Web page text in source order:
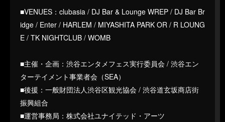
■VENUES：clubasia / DJ Bar & Lounge WREP / DJ Bar Br
idge / Enter / HARLEM / MIYASHITA PARK OR / R LOUNG
E / TK NIGHTCLUB / WOMB
■主催・企画：渋谷エンタメフェス実行委員会 / 渋谷エン
ターテイメント事業者会（SEA）
■後援：一般財団法人渋谷区観光協会 / 渋谷道玄坂商店街
振興組合
■運営事務局：株式会社ユナイテッド・アーツ